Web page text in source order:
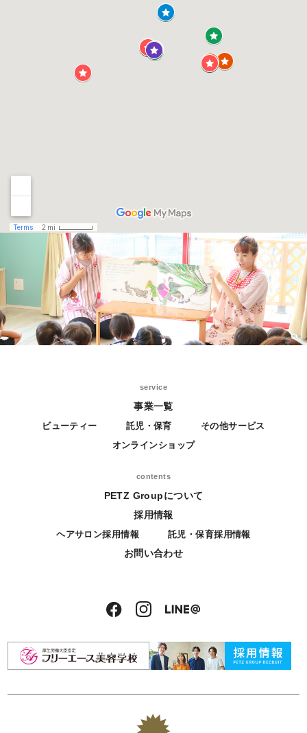
service
事業一覧
ビューティー 託児・保育
その他サービス
オンラインショップ
contents
PETZ Groupについて
採用情報
ヘアサロン採用情報 託児・保育採用情報
お問い合わせ